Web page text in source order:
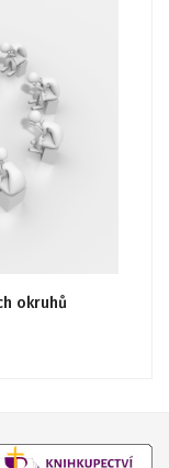
okruhů